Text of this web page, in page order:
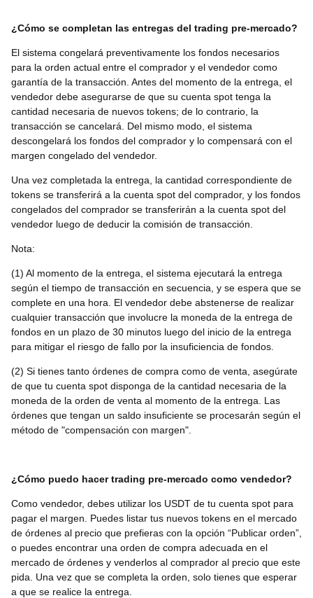
¿Cómo se completan las entregas del trading pre-mercado?
El sistema congelará preventivamente los fondos necesarios
para la orden actual entre el comprador y el vendedor como
garantía de la transacción. Antes del momento de la entrega, el
vendedor debe asegurarse de que su cuenta spot tenga la
cantidad necesaria de nuevos tokens; de lo contrario, la
transacción se cancelará. Del mismo modo, el sistema
descongelará los fondos del comprador y lo compensará con el
margen congelado del vendedor.
Una vez completada la entrega, la cantidad correspondiente de
tokens se transferirá a la cuenta spot del comprador, y los fondos
congelados del comprador se transferirán a la cuenta spot del
vendedor luego de deducir la comisión de transacción.
Nota:
(1) Al momento de la entrega, el sistema ejecutará la entrega
según el tiempo de transacción en secuencia, y se espera que se
complete en una hora. El vendedor debe abstenerse de realizar
cualquier transacción que involucre la moneda de la entrega de
fondos en un plazo de 30 minutos luego del inicio de la entrega
para mitigar el riesgo de fallo por la insuficiencia de fondos.
(2) Si tienes tanto órdenes de compra como de venta, asegúrate
de que tu cuenta spot disponga de la cantidad necesaria de la
moneda de la orden de venta al momento de la entrega. Las
órdenes que tengan un saldo insuficiente se procesarán según el
método de "compensación con margen".
¿Cómo puedo hacer trading pre-mercado como vendedor?
Como vendedor, debes utilizar los USDT de tu cuenta spot para
pagar el margen. Puedes listar tus nuevos tokens en el mercado
de órdenes al precio que prefieras con la opción “Publicar orden”,
o puedes encontrar una orden de compra adecuada en el
mercado de órdenes y venderlos al comprador al precio que este
pida. Una vez que se completa la orden, solo tienes que esperar
a que se realice la entrega.